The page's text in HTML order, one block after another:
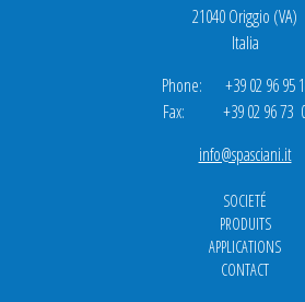
21040 Origgio (VA)
Italia
Phone: +39 02 96 95
Fax: +39 02 96 73
info@spasciani.it
SOCIETÉ
PRODUITS
APPLICATIONS
CONTACT